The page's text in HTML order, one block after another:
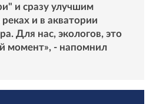
и сразу улучшим
и в акватории
Для нас, экологов, это
момент», - напомнил